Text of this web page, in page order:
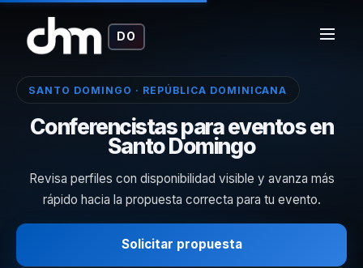
DO
SANTO DOMINGO · REPÚBLICA DOMINICANA
Conferencistas para eventos en
Santo Domingo
Revisa perfiles con disponibilidad visible y avanza más
rápido hacia la propuesta correcta para tu evento.
Solicitar propuesta